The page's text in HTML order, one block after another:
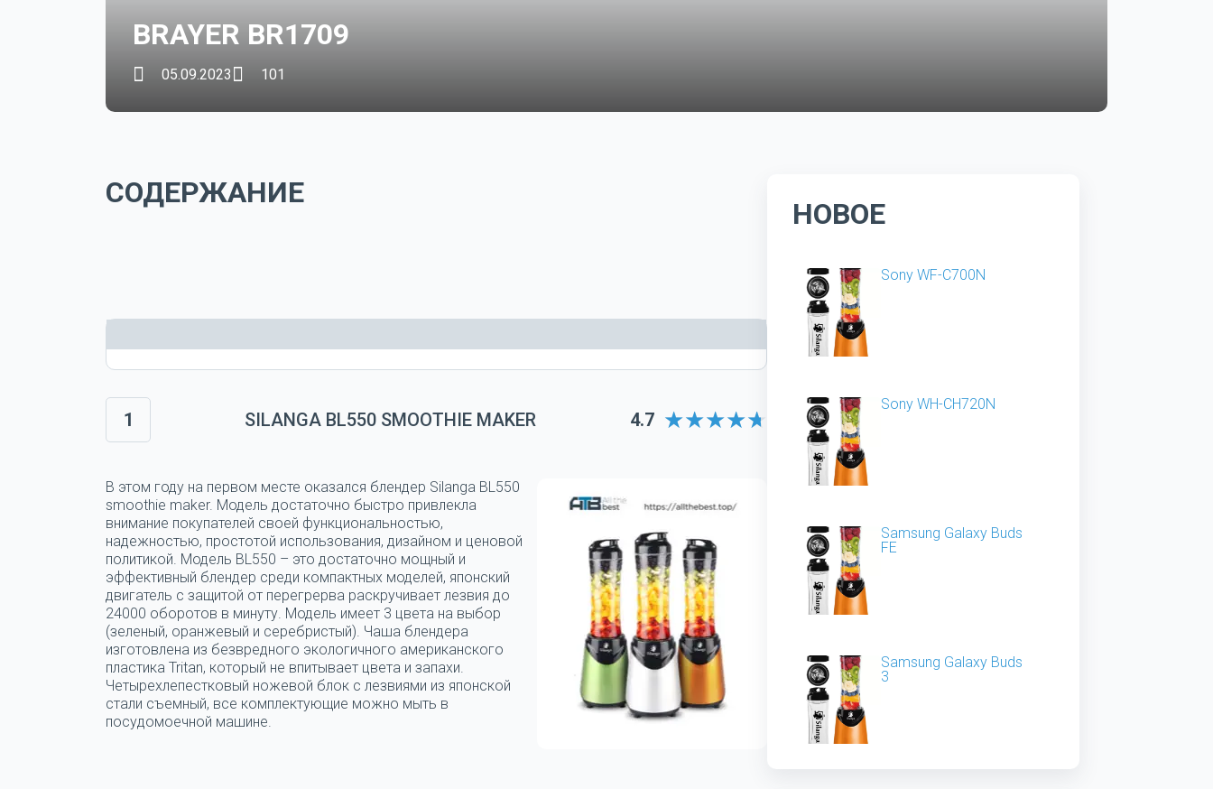
BRAYER BR1709
05.09.2023 101
СОДЕРЖАНИЕ
1 SILANGA BL550 SMOOTHIE MAKER 4.7
В этом году на первом месте оказался блендер Silanga BL550
smoothie maker. Модель достаточно быстро привлекла
внимание покупателей своей функциональностью,
надежностью, простотой использования, дизайном и ценовой
политикой. Модель BL550 – это достаточно мощный и
эффективный блендер среди компактных моделей, японский
двигатель с защитой от перегрерва раскручивает лезвия до
24000 оборотов в минуту. Модель имеет 3 цвета на выбор
(зеленый, оранжевый и серебристый). Чаша блендера
изготовлена из безвредного экологичного американского
пластика Tritan, который не впитывает цвета и запахи.
Четырехлепестковый ножевой блок с лезвиями из японской
стали съемный, все комплектующие можно мыть в
посудомоечной машине.
НОВОЕ
Sony WF-C700N
Sony WH-CH720N
Samsung Galaxy Buds
FE
Samsung Galaxy Buds
3